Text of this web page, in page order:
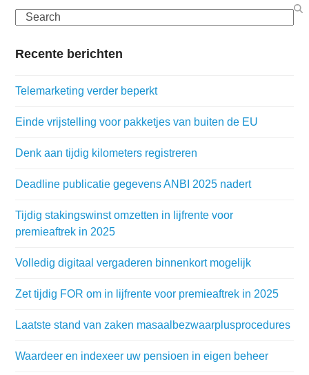
Search
Recente berichten
Telemarketing verder beperkt
Einde vrijstelling voor pakketjes van buiten de EU
Denk aan tijdig kilometers registreren
Deadline publicatie gegevens ANBI 2025 nadert
Tijdig stakingswinst omzetten in lijfrente voor
premieaftrek in 2025
Volledig digitaal vergaderen binnenkort mogelijk
Zet tijdig FOR om in lijfrente voor premieaftrek in 2025
Laatste stand van zaken masaalbezwaarplusprocedures
Waardeer en indexeer uw pensioen in eigen beheer